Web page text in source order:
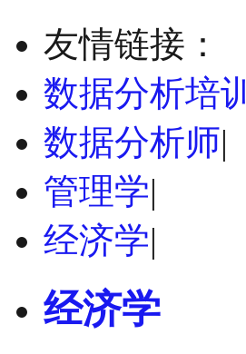
友情链接：
数据分析培训
数据分析师|
管理学|
经济学|
经济学